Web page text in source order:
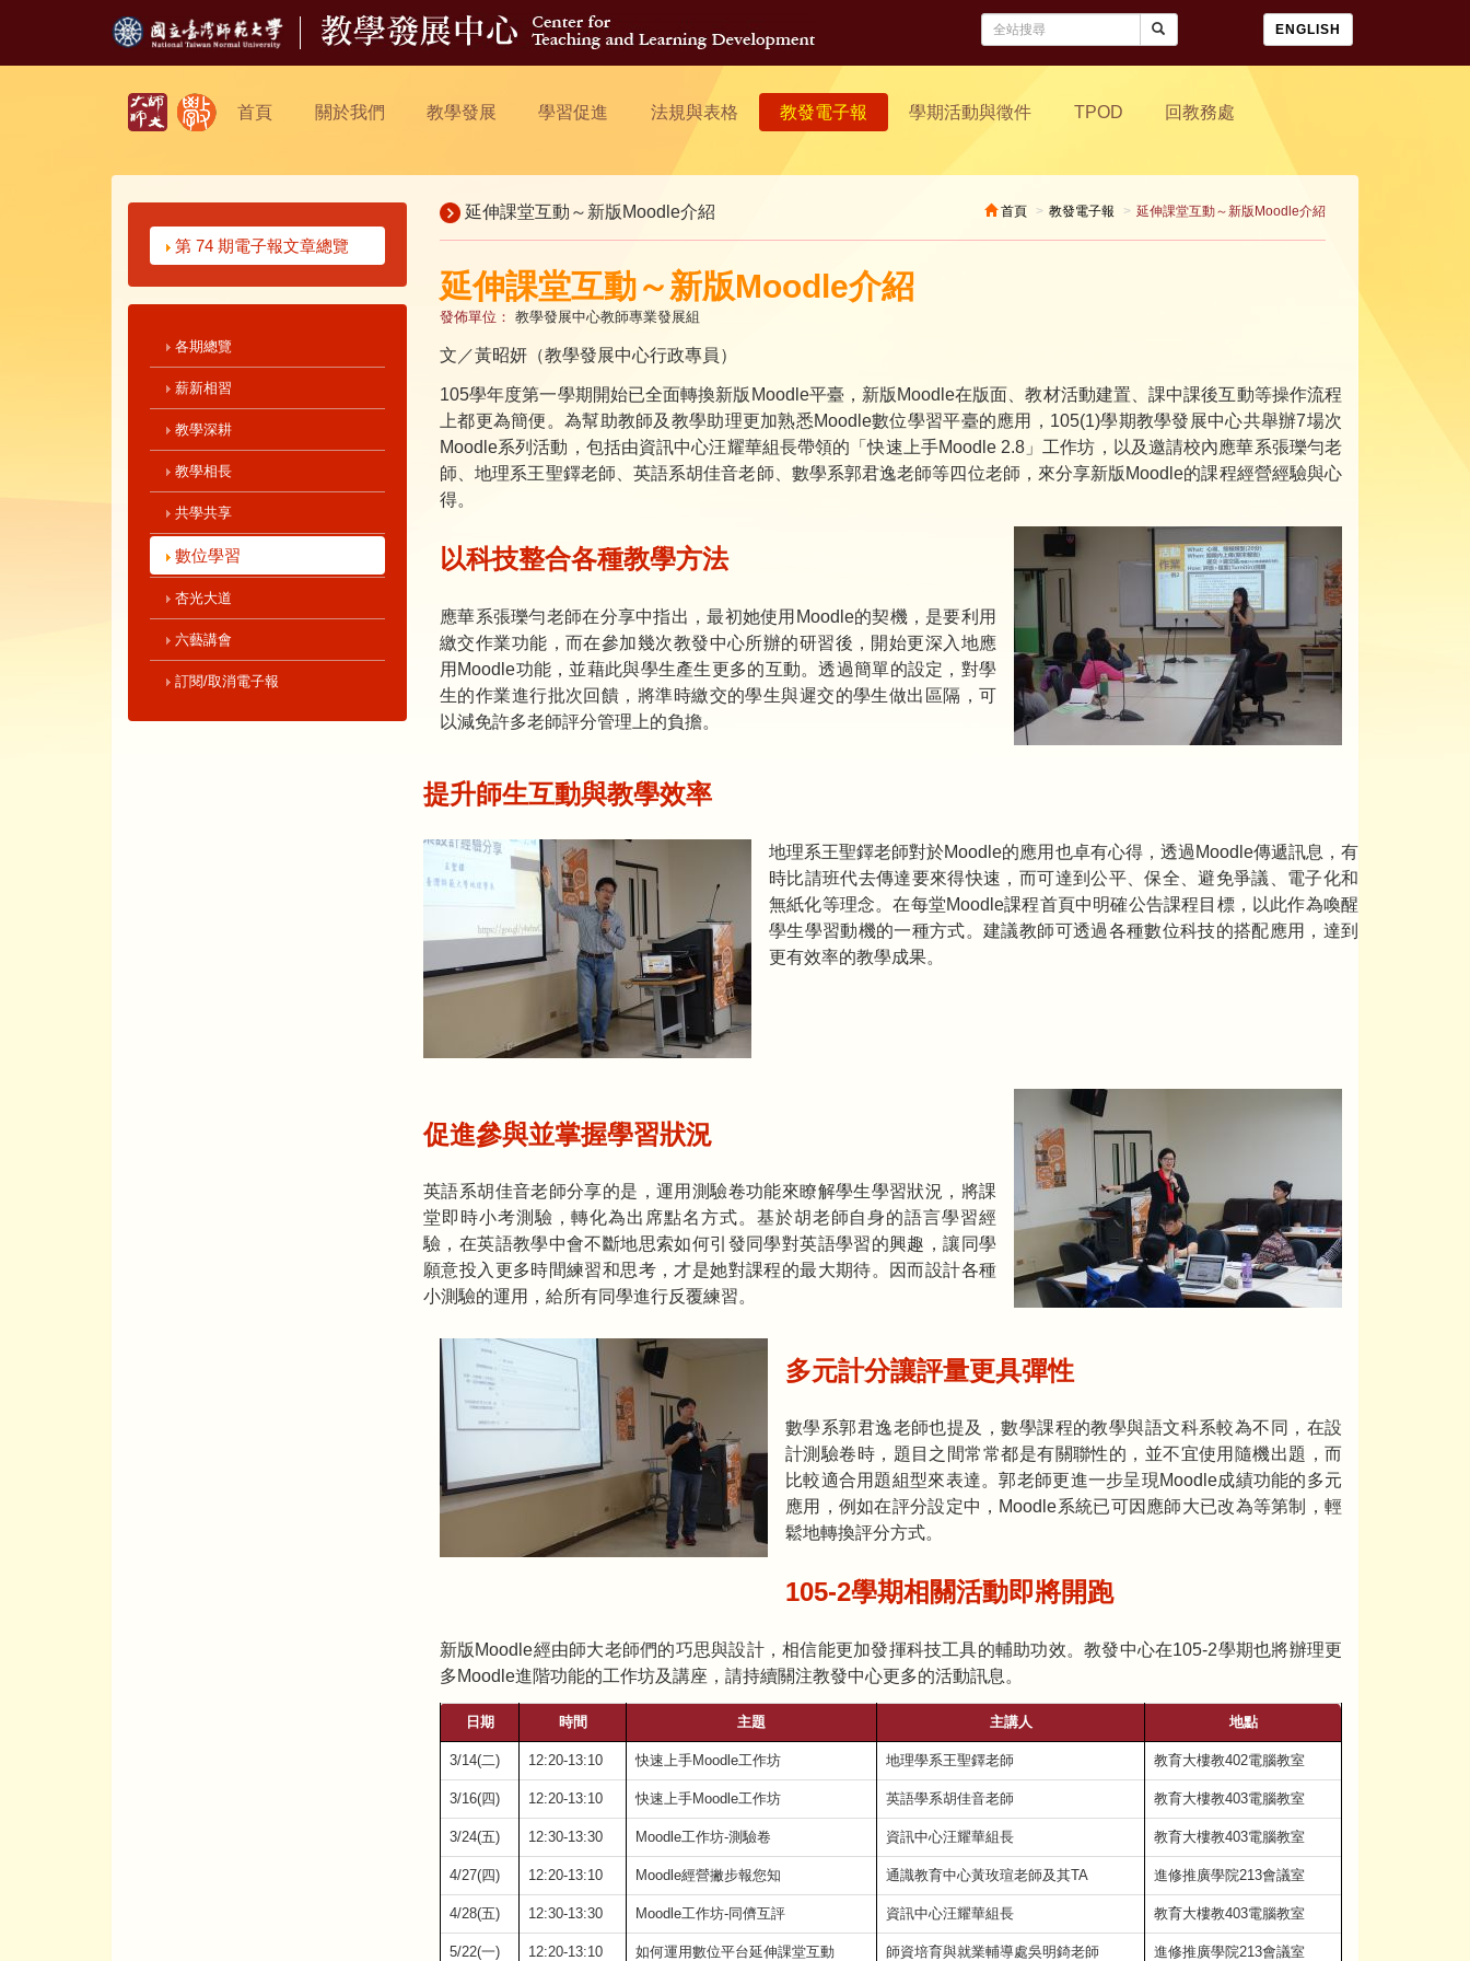
ENGLISH
首頁 關於我們 教學發展 學習促進 法規與表格 教發電子報 學期活動與徵件 TPOD 回教務處
第 74 期電子報文章總覽
各期總覽
薪新相習
教學深耕
教學相長
共學共享
數位學習
杏光大道
六藝講會
訂閱/取消電子報
延伸課堂互動～新版Moodle介紹 首頁 教發電子報 延伸課堂互動～新版Moodle介紹
延伸課堂互動～新版Moodle介紹
發佈單位： 教學發展中心教師專業發展組
文／黃昭妍（教學發展中心行政專員）
105學年度第一學期開始已全面轉換新版Moodle平臺，新版Moodle在版面、教材活動建置、課中課後互動等操作流程
上都更為簡便。為幫助教師及教學助理更加熟悉Moodle數位學習平臺的應用，105(1)學期教學發展中心共舉辦7場次
Moodle系列活動，包括由資訊中心汪耀華組長帶領的「快速上手Moodle 2.8」工作坊，以及邀請校內應華系張瓅勻老
師、地理系王聖鐸老師、英語系胡佳音老師、數學系郭君逸老師等四位老師，來分享新版Moodle的課程經營經驗與心
得。
以科技整合各種教學方法
應華系張瓅勻老師在分享中指出，最初她使用Moodle的契機，是要利用
繳交作業功能，而在參加幾次教發中心所辦的研習後，開始更深入地應
用Moodle功能，並藉此與學生產生更多的互動。透過簡單的設定，對學
生的作業進行批次回饋，將準時繳交的學生與遲交的學生做出區隔，可
以減免許多老師評分管理上的負擔。
提升師生互動與教學效率
地理系王聖鐸老師對於Moodle的應用也卓有心得，透過Moodle傳遞訊息，有
時比請班代去傳達要來得快速，而可達到公平、保全、避免爭議、電子化和
無紙化等理念。在每堂Moodle課程首頁中明確公告課程目標，以此作為喚醒
學生學習動機的一種方式。建議教師可透過各種數位科技的搭配應用，達到
更有效率的教學成果。
促進參與並掌握學習狀況
英語系胡佳音老師分享的是，運用測驗卷功能來瞭解學生學習狀況，將課
堂即時小考測驗，轉化為出席點名方式。基於胡老師自身的語言學習經
驗，在英語教學中會不斷地思索如何引發同學對英語學習的興趣，讓同學
願意投入更多時間練習和思考，才是她對課程的最大期待。因而設計各種
小測驗的運用，給所有同學進行反覆練習。
多元計分讓評量更具彈性
數學系郭君逸老師也提及，數學課程的教學與語文科系較為不同，在設
計測驗卷時，題目之間常常都是有關聯性的，並不宜使用隨機出題，而
比較適合用題組型來表達。郭老師更進一步呈現Moodle成績功能的多元
應用，例如在評分設定中，Moodle系統已可因應師大已改為等第制，輕
鬆地轉換評分方式。
105-2學期相關活動即將開跑
新版Moodle經由師大老師們的巧思與設計，相信能更加發揮科技工具的輔助功效。教發中心在105-2學期也將辦理更
多Moodle進階功能的工作坊及講座，請持續關注教發中心更多的活動訊息。
日期 時間 主題 主講人 地點
3/14(二) 12:20-13:10 快速上手Moodle工作坊 地理學系王聖鐸老師 教育大樓教402電腦教室
3/16(四) 12:20-13:10 快速上手Moodle工作坊 英語學系胡佳音老師 教育大樓教403電腦教室
3/24(五) 12:30-13:30 Moodle工作坊-測驗卷 資訊中心汪耀華組長 教育大樓教403電腦教室
4/27(四) 12:20-13:10 Moodle經營撇步報您知 通識教育中心黃玫瑄老師及其TA 進修推廣學院213會議室
4/28(五) 12:30-13:30 Moodle工作坊-同儕互評 資訊中心汪耀華組長 教育大樓教403電腦教室
5/22(一) 12:20-13:10 如何運用數位平台延伸課堂互動 師資培育與就業輔導處吳明錡老師 進修推廣學院213會議室